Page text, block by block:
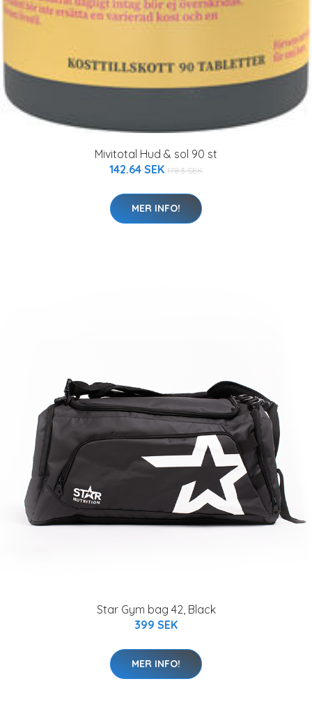
Mivitotal Hud & sol 90 st
142.64 SEK 178.3 SEK
MER INFO!
Star Gym bag 42, Black
399 SEK
MER INFO!